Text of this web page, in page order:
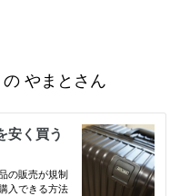
の やまとさん